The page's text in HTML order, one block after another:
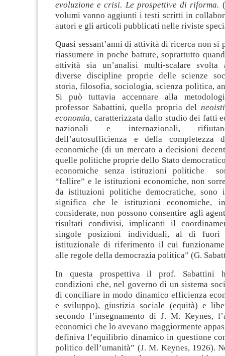
evoluzione e crisi. Le prospettive di riforma.
volumi vanno aggiunti i testi scritti in
autori e gli articoli pubblicati nelle riviste
Quasi sessant’anni di attività di ricerca non si
riassumere in poche battute, soprattutto
attività sia un’analisi multi-scalare svolta
diverse discipline proprie delle scienze
storia, filosofia, sociologia, scienza politica,
Si può tuttavia accennare alla
professor Sabattini, quella propria del
economia, caratterizzata dallo studio dei fatti
nazionali e internazionali,
dell’autosufficienza e della completezza
economiche (di un mercato a decisioni
quelle politiche proprie dello Stato
economiche senza istituzioni politiche
“fallire” e le istituzioni economiche, non
da istituzioni politiche democratiche, sono
significa che le istituzioni economiche,
considerate, non possono consentire agli
risultati condivisi, implicanti il
singole posizioni individuali, al di
istituzionale di riferimento il cui
alle regole della democrazia politica” (G.
In questa prospettiva il prof. Sabattini
condizioni che, nel governo di un sistema
di conciliare in modo dinamico efficienza
e sviluppo), giustizia sociale (equità) e
secondo l’insegnamento di J. M. Keynes,
economici che lo avevano maggiormente
definiva l’equilibrio dinamico in questione
politico dell’umanità” (J. M. Keynes, 1926).